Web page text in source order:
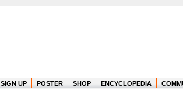
SIGN UP POSTER SHOP ENCYCLOPEDIA